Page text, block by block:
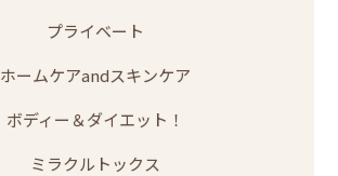
プライベート
ホームケアandスキンケア
ボディー＆ダイエット！
ミラクルトックス